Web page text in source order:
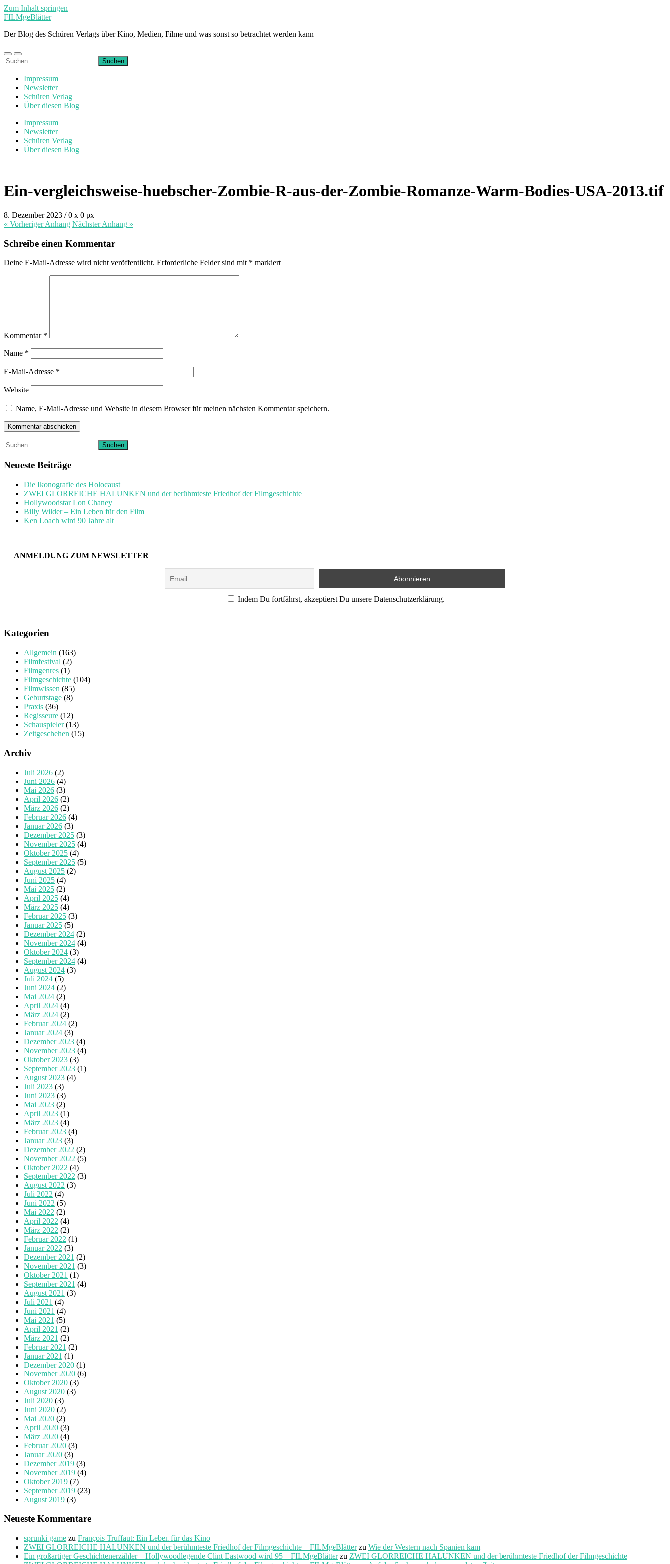
Zum Inhalt springen
FILMgeBlätter
Der Blog des Schüren Verlags über Kino, Medien, Filme und was sonst so betrachtet werden kann
Mobile-
Menü
Suchfeld
ein-/ausblenden
Suchen
nach:
Impressum
Newsletter
Schüren Verlag
Über diesen Blog
Impressum
Newsletter
Schüren Verlag
Über diesen Blog
Ein-vergleichsweise-huebscher-Zombie-R-aus-der-Zombie-Romanze-Warm-Bodies-USA-2013.tif
8. Dezember 2023 /0 x 0 px
« VorherigerAnhang NächsterAnhang »
Schreibe einen Kommentar
Deine E-Mail-Adresse wird nicht veröffentlicht. Erforderliche Felder sind mit * markiert
Kommentar *
Name *
E-Mail-Adresse *
Website
Name, E-Mail-Adresse und Website in diesem Browser für meinen nächsten Kommentar speichern.
Suchen
nach:
Neueste Beiträge
Die Ikonografie des Holocaust
ZWEI GLORREICHE HALUNKEN und der berühmteste Friedhof der Filmgeschichte
Hollywoodstar Lon Chaney
Billy Wilder – Ein Leben für den Film
Ken Loach wird 90 Jahre alt
ANMELDUNG ZUM NEWSLETTER
Indem Du fortfährst, akzeptierst Du unsere Datenschutzerklärung.
Kategorien
Allgemein (163)
Filmfestival (2)
Filmgenres (1)
Filmgeschichte (104)
Filmwissen (85)
Geburtstage (8)
Praxis (36)
Regisseure (12)
Schauspieler(13)
Zeitgeschehen (15)
Archiv
Juli 2026 (2)
Juni 2026 (4)
Mai 2026 (3)
April 2026 (2)
März 2026 (2)
Februar 2026 (4)
Januar 2026 (3)
Dezember 2025 (3)
November 2025 (4)
Oktober 2025 (4)
September 2025 (5)
August 2025 (2)
Juni 2025 (4)
Mai 2025 (2)
April 2025 (4)
März 2025 (4)
Februar 2025 (3)
Januar 2025 (5)
Dezember 2024 (2)
November 2024 (4)
Oktober 2024 (3)
September 2024 (4)
August 2024 (3)
Juli 2024 (5)
Juni 2024 (2)
Mai 2024 (2)
April 2024 (4)
März 2024 (2)
Februar 2024 (2)
Januar 2024 (3)
Dezember 2023 (4)
November 2023 (4)
Oktober 2023 (3)
September 2023 (1)
August 2023 (4)
Juli 2023 (3)
Juni 2023 (3)
Mai 2023 (2)
April 2023 (1)
März 2023 (4)
Februar 2023 (4)
Januar 2023 (3)
Dezember 2022 (2)
November 2022 (5)
Oktober 2022 (4)
September 2022 (3)
August 2022 (3)
Juli 2022 (4)
Juni 2022 (5)
Mai 2022 (2)
April 2022 (4)
März 2022 (2)
Februar 2022 (1)
Januar 2022 (3)
Dezember 2021 (2)
November 2021 (3)
Oktober 2021 (1)
September 2021 (4)
August 2021 (3)
Juli 2021 (4)
Juni 2021 (4)
Mai 2021 (5)
April 2021 (2)
März 2021 (2)
Februar 2021 (2)
Januar 2021 (1)
Dezember 2020 (1)
November 2020 (6)
Oktober 2020 (3)
August 2020 (3)
Juli 2020 (3)
Juni 2020 (2)
Mai 2020 (2)
April 2020 (3)
März 2020 (4)
Februar 2020 (3)
Januar 2020 (3)
Dezember 2019 (3)
November 2019 (4)
Oktober 2019 (7)
September 2019 (23)
August 2019 (3)
Neueste Kommentare
sprunki game zu François Truffaut: Ein Leben für das Kino
ZWEI GLORREICHE HALUNKEN und der berühmteste Friedhof der Filmgeschichte – FILMgeBlätterzu Wie der Western nach Spanien kam
Ein großartiger Geschichtenerzähler – Hollywoodlegende Clint Eastwood wird 95 – FILMgeBlätterzu ZWEI GLORREICHE HALUNKEN und der berühmteste Friedhof der Filmgeschichte